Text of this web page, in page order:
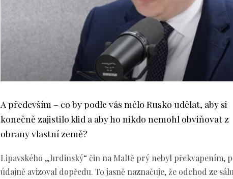
A především – co by podle vás mělo Rusko udělat, aby si
konečně zajistilo klid a aby ho nikdo nemohl obviňovat z
obrany vlastní země?
Lipavského „hrdinský“ čin na Maltě prý nebyl překvapením,
údajně avizoval dopředu. To jasně naznačuje, že odchod ze